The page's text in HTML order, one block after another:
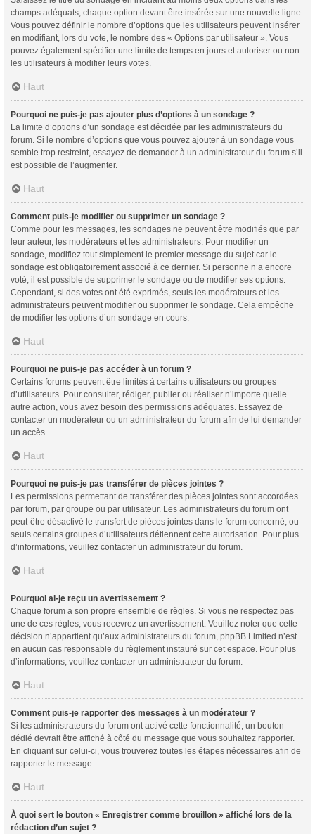
champs adéquats, chaque option devant être insérée sur une nouvelle ligne.
Vous pouvez définir le nombre d’options que les utilisateurs peuvent insérer
en modifiant, lors du vote, le nombre des « Options par utilisateur ». Vous
pouvez également spécifier une limite de temps en jours et autoriser ou non
les utilisateurs à modifier leurs votes.
Haut
Pourquoi ne puis-je pas ajouter plus d’options à un sondage ?
La limite d’options d’un sondage est décidée par les administrateurs du
forum. Si le nombre d’options que vous pouvez ajouter à un sondage vous
semble trop restreint, essayez de demander à un administrateur du forum s’il
est possible de l’augmenter.
Haut
Comment puis-je modifier ou supprimer un sondage ?
Comme pour les messages, les sondages ne peuvent être modifiés que par
leur auteur, les modérateurs et les administrateurs. Pour modifier un
sondage, modifiez tout simplement le premier message du sujet car le
sondage est obligatoirement associé à ce dernier. Si personne n’a encore
voté, il est possible de supprimer le sondage ou de modifier ses options.
Cependant, si des votes ont été exprimés, seuls les modérateurs et les
administrateurs peuvent modifier ou supprimer le sondage. Cela empêche
de modifier les options d’un sondage en cours.
Haut
Pourquoi ne puis-je pas accéder à un forum ?
Certains forums peuvent être limités à certains utilisateurs ou groupes
d’utilisateurs. Pour consulter, rédiger, publier ou réaliser n’importe quelle
autre action, vous avez besoin des permissions adéquates. Essayez de
contacter un modérateur ou un administrateur du forum afin de lui demander
un accès.
Haut
Pourquoi ne puis-je pas transférer de pièces jointes ?
Les permissions permettant de transférer des pièces jointes sont accordées
par forum, par groupe ou par utilisateur. Les administrateurs du forum ont
peut-être désactivé le transfert de pièces jointes dans le forum concerné, ou
seuls certains groupes d’utilisateurs détiennent cette autorisation. Pour plus
d’informations, veuillez contacter un administrateur du forum.
Haut
Pourquoi ai-je reçu un avertissement ?
Chaque forum a son propre ensemble de règles. Si vous ne respectez pas
une de ces règles, vous recevrez un avertissement. Veuillez noter que cette
décision n’appartient qu’aux administrateurs du forum, phpBB Limited n’est
en aucun cas responsable du règlement instauré sur cet espace. Pour plus
d’informations, veuillez contacter un administrateur du forum.
Haut
Comment puis-je rapporter des messages à un modérateur ?
Si les administrateurs du forum ont activé cette fonctionnalité, un bouton
dédié devrait être affiché à côté du message que vous souhaitez rapporter.
En cliquant sur celui-ci, vous trouverez toutes les étapes nécessaires afin de
rapporter le message.
Haut
À quoi sert le bouton « Enregistrer comme brouillon » affiché lors de la
rédaction d’un sujet ?